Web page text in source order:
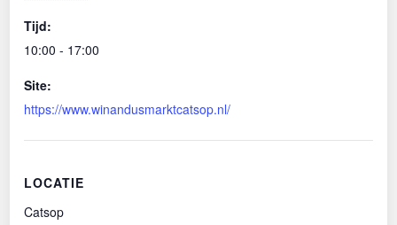
Tijd:
10:00 - 17:00
Site:
https://www.winandusmarktcatsop.nl/
LOCATIE
Catsop